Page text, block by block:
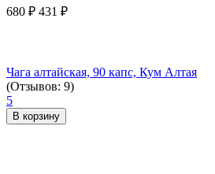
680 ₽ 431 ₽
Чага алтайская, 90 капс, Кум Алтая
(Отзывов: 9)
5
В корзину